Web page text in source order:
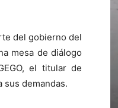
del gobierno del
mesa de diálogo
el titular de
sus demandas.